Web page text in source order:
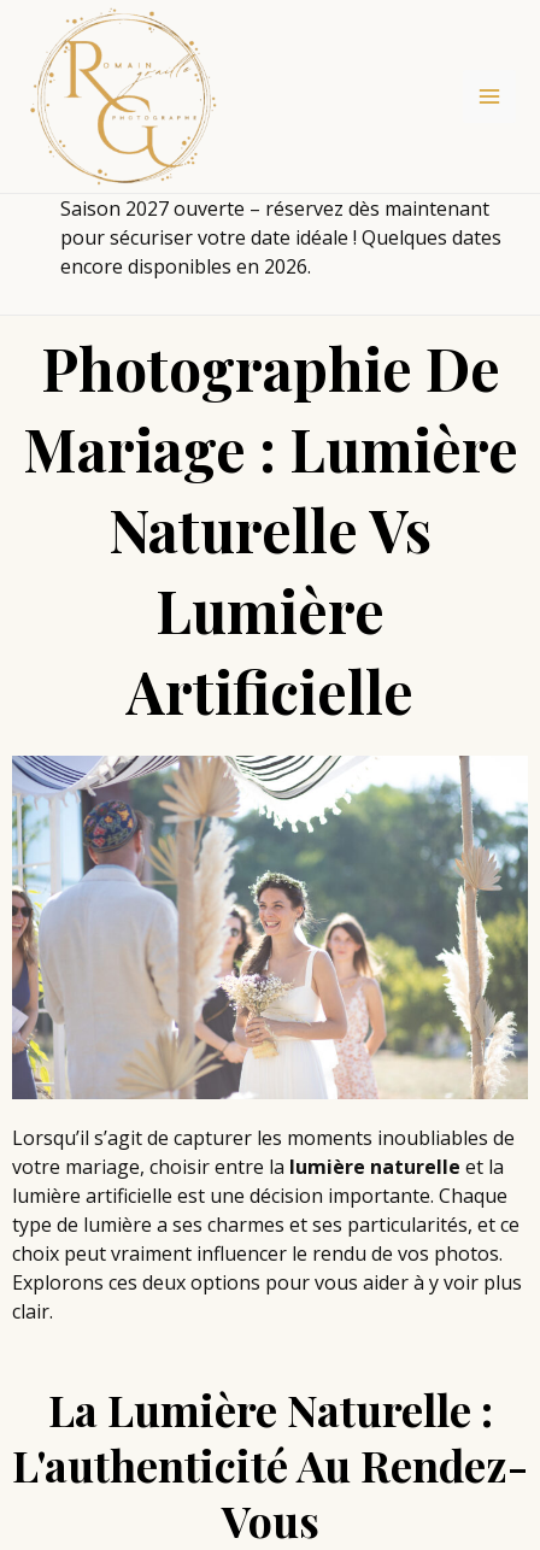
contenu
Saison 2027 ouverte – réservez dès maintenant
pour sécuriser votre date idéale ! Quelques dates
encore disponibles en 2026.
Photographie De
Mariage : Lumière
Naturelle Vs
Lumière
Artificielle
Lorsqu’il s’agit de capturer les moments inoubliables de
votre mariage, choisir entre la lumière naturelle et la
lumière artificielle est une décision importante. Chaque
type de lumière a ses charmes et ses particularités, et ce
choix peut vraiment influencer le rendu de vos photos.
Explorons ces deux options pour vous aider à y voir plus
clair.
La Lumière Naturelle :
L'authenticité Au Rendez-
Vous